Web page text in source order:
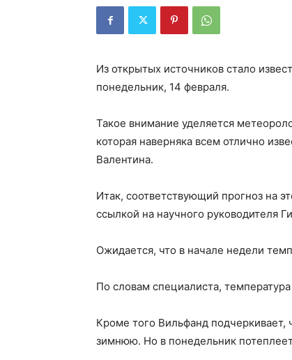
Из открытых источников стало
понедельник, 14 февраля.
Такое внимание уделяется
которая наверняка всем отлично
Валентина.
Итак, соответствующий прогноз на
ссылкой на научного руководителя
Ожидается, что в начале недели
По словам специалиста,
Кроме того Вильфанд подчеркивает,
зимнюю. Но в понедельник